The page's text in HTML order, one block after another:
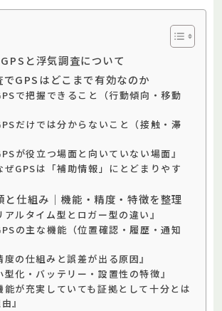
と浮気調査について
GPSはどこまで有効なのか
で把握できること（行動傾向・移動
だけでは分からないこと（接触・滞
が役立つ場面と向いていない場面』
ぜGPSは「補助情報」にとどまりやす
仕組み｜機能・精度・特徴を整理
アルタイム型とロガー型の違い』
の主な機能（位置確認・履歴・通知
度の仕組みと誤差が出る原因』
型化・バッテリー・設置性の特徴』
能が充実していても証拠として十分とは
』